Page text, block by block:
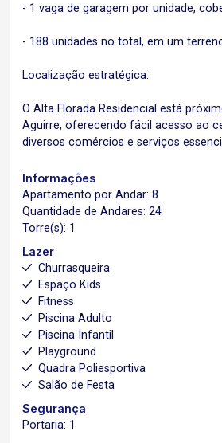
- 1 vaga de garagem por unidade,
- 188 unidades no total, em um
Localização estratégica:
O Alta Florada Residencial está
Aguirre, oferecendo fácil acesso ao
diversos comércios e serviços
Informações
Apartamento por Andar: 8
Quantidade de Andares: 24
Torre(s): 1
Lazer
Churrasqueira
Espaço Kids
Fitness
Piscina Adulto
Piscina Infantil
Playground
Quadra Poliesportiva
Salão de Festa
Segurança
Portaria: 1